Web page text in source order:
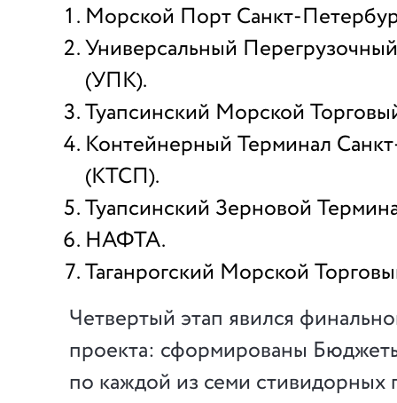
Морской Порт Санкт-
Универсальный
(УПК).
Туапсинский Морской
Контейнерный Терминал
(КТСП).
Туапсинский Зерновой
НАФТА.
Таганрогский Морской
Четвертый этап явился
проекта: сформированы
по каждой из семи стивидорных